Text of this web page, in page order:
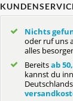
Nichts
oder ruf uns
alles
Bereitsab
kannst du
Deutschlands